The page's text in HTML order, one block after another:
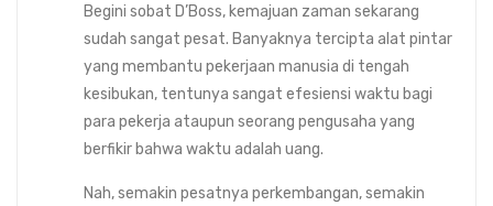
Begini sobat D’Boss, kemajuan zaman sekarang
sudah sangat pesat. Banyaknya tercipta alat pintar
yang membantu pekerjaan manusia di tengah
kesibukan, tentunya sangat efesiensi waktu bagi
para pekerja ataupun seorang pengusaha yang
berfikir bahwa waktu adalah uang.
Nah, semakin pesatnya perkembangan, semakin